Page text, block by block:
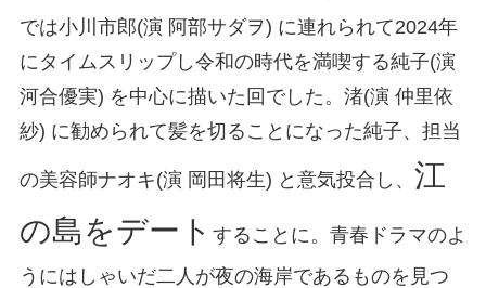
では小川市郎(演 阿部サダヲ) に連れられて2024年
にタイムスリップし令和の時代を満喫する純子(演
河合優実) を中心に描いた回でした。渚(演 仲里依
紗) に勧められて髪を切ることになった純子、担当
の美容師ナオキ(演 岡田将生) と意気投合し、 江
の島をデート することに。青春ドラマのよ
うにはしゃいだ二人が夜の海岸であるものを見つ